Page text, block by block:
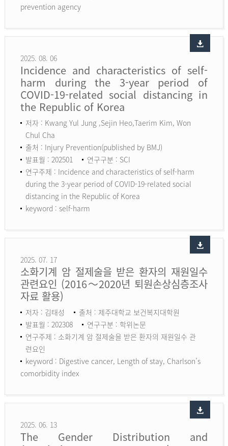
prevention agency
2025. 08. 06
Incidence and characteristics of self-
harm during the 3-year period of
COVID-19-related social distancing in
the Republic of Korea
저자 : Kwang Yul Jung ,Sejin Heo,Taerim Kim, Won
Chul Cha
출처 : Injury Prevention(published by BMJ)
발표월 : 202501
연구구분 : SCI
연구주제 : Incidence and characteristics of self-harm
during the 3-year period of COVID-19-related social
distancing in the Republic of Korea
keyword : self-harm
2025. 07. 17
소화기계 암 절제술을 받은 환자의 재원일수
관련요인 (2016～2020년 퇴원손상심층조사
자료 활용)
저자 : 김태성
출처 : 제주대학교 보건복지대학원
발표월 : 202308
연구구분 : 학위논문
연구주제 : 소화기계 암 절제술을 받은 환자의 재원일수 관
련요인
keyword : Digestive cancer, Length of stay, Charlson’s
comorbidity index
2025. 06. 13
The Gender Distribution and